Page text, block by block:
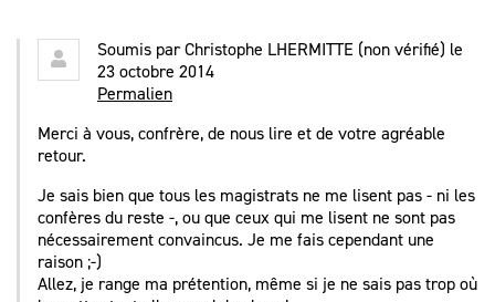
Soumis parChristophe LHERMITTE (non vérifié) le
23 octobre 2014
Permalien
Merci à vous, confrère, de nous lire et de votre agréable
retour.
Je sais bien que tous les magistrats ne me lisent pas - ni les
confères du reste -, ou que ceux qui me lisent ne sont pas
nécessairement convaincus. Je me fais cependant une
raison ;-)
Allez, je range ma prétention, même si je ne sais pas trop où